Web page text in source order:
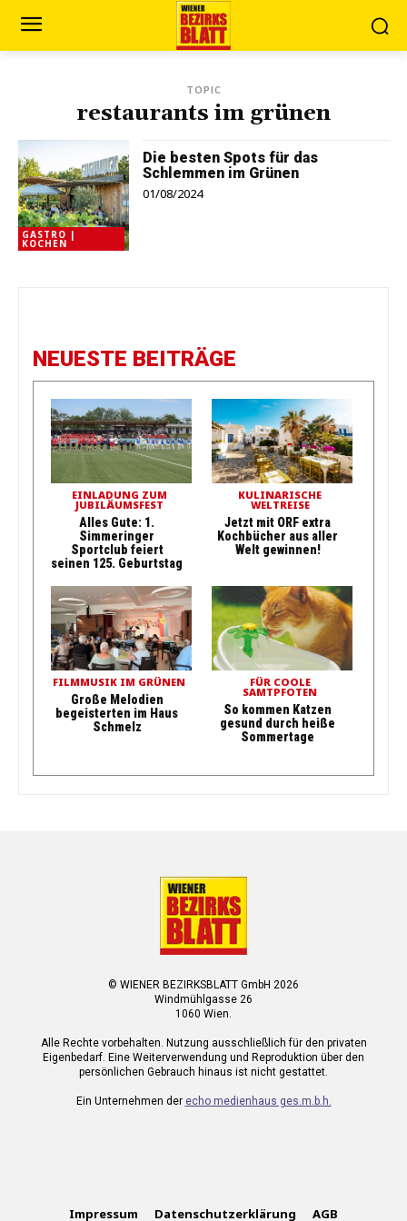
TOPIC
restaurants im grünen
GASTRO |
KOCHEN
Die besten Spots für das
Schlemmen im Grünen
01/08/2024
NEUESTE BEITRÄGE
EINLADUNG ZUM
JUBILÄUMSFEST
Alles Gute: 1.
Simmeringer
Sportclub feiert
seinen 125. Geburtstag
KULINARISCHE
WELTREISE
Jetzt mit ORF extra
Kochbücher aus aller
Welt gewinnen!
FILMMUSIK IM GRÜNEN
Große Melodien
begeisterten im Haus
Schmelz
FÜR COOLE
SAMTPFOTEN
So kommen Katzen
gesund durch heiße
Sommertage
© WIENER BEZIRKSBLATT GmbH 2026
Windmühlgasse 26
1060 Wien.
Alle Rechte vorbehalten. Nutzung ausschließlich für den privaten
Eigenbedarf. Eine Weiterverwendung und Reproduktion über den
persönlichen Gebrauch hinaus ist nicht gestattet.
Ein Unternehmen der echo medienhaus ges.m.b.h.
Impressum Datenschutzerklärung AGB